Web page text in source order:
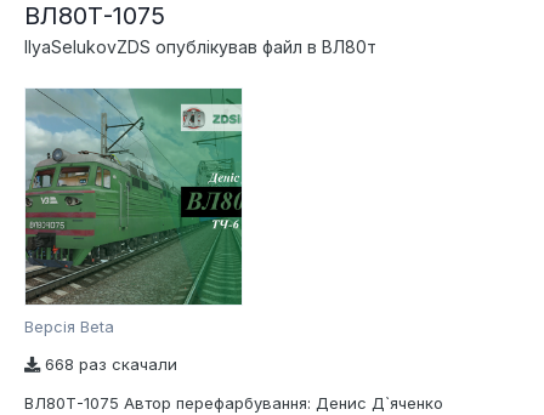
ВЛ80Т-1075
IlyaSelukovZDS опублікував файл в ВЛ80т
Версія Beta
668 раз скачали
ВЛ80Т-1075 Автор перефарбування: Денис Д`яченко